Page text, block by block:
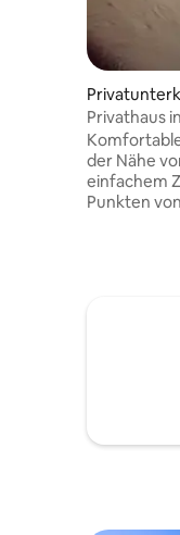
Privathaus
Kingsize-
der Nähe
einfachem
Punkten
für
sichere
dem
Gästen
3–4